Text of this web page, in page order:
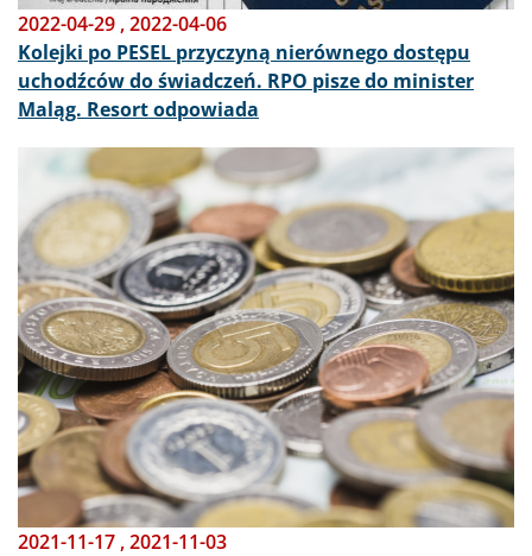
2022-04-29 ,2022-04-06
Kolejki po PESEL przyczyną nierównego dostępu
uchodźców do świadczeń. RPO pisze do minister
Maląg. Resort odpowiada
Obraz
2021-11-17 ,2021-11-03